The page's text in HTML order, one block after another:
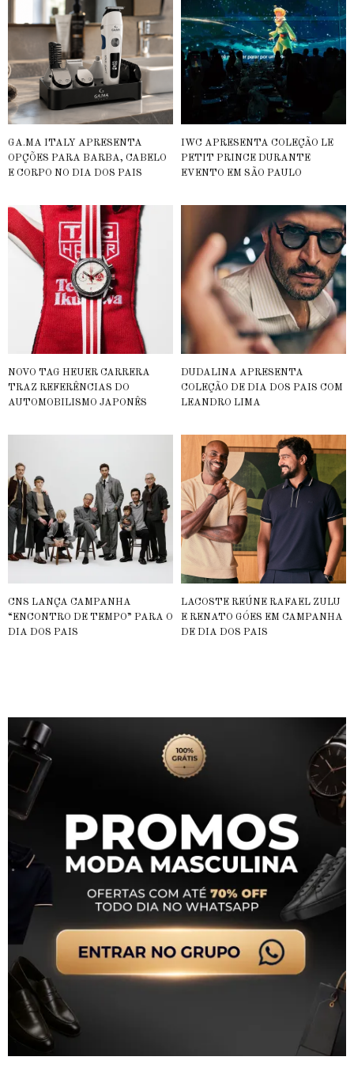
GA.MA ITALY APRESENTA
OPÇÕES PARA BARBA, CABELO
E CORPO NO DIA DOS PAIS
IWC APRESENTA COLEÇÃO LE
PETIT PRINCE DURANTE
EVENTO EM SÃO PAULO
NOVO TAG HEUER CARRERA
TRAZ REFERÊNCIAS DO
AUTOMOBILISMO JAPONÊS
DUDALINA APRESENTA
COLEÇÃO DE DIA DOS PAIS COM
LEANDRO LIMA
CNS LANÇA CAMPANHA
“ENCONTRO DE TEMPO” PARA O
DIA DOS PAIS
LACOSTE REÚNE RAFAEL ZULU
E RENATO GÓES EM CAMPANHA
DE DIA DOS PAIS